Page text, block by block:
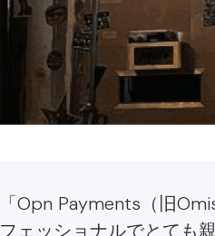
「Opn Payments（旧
フェッショナルでとても